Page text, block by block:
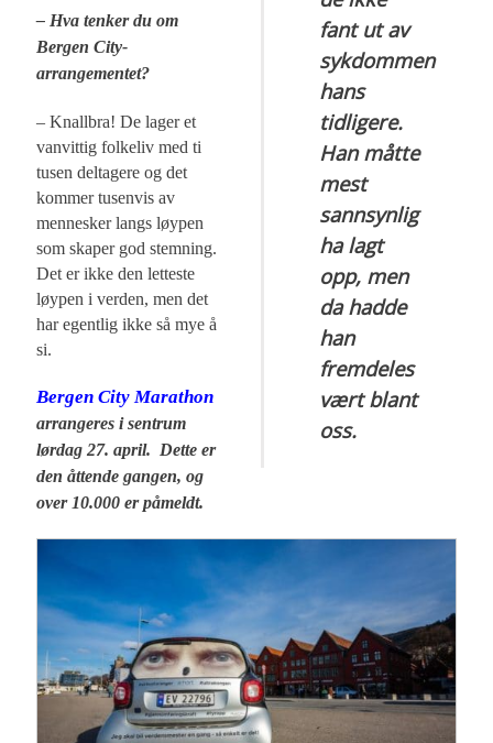
fant ut av
sykdommen
hans
tidligere.
Han måtte
mest
sannsynlig
ha lagt
opp, men
da hadde
han
fremdeles
vært blant
oss.
– Hva tenker du om
Bergen City-
arrangementet?
– Knallbra! De lager et
vanvittig folkeliv med ti
tusen deltagere og det
kommer tusenvis av
mennesker langs løypen
som skaper god stemning.
Det er ikke den letteste
løypen i verden, men det
har egentlig ikke så mye å
si.
Bergen City Marathon
arrangeres i sentrum
lørdag 27. april. Dette er
den åttende gangen, og
over 10.000 er påmeldt.